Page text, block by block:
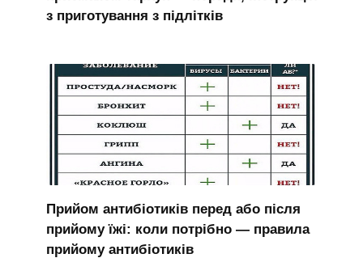
з приготування з підлітків
Прийом антибіотиків перед або після
прийому їжі: коли потрібно — правила
прийому антибіотиків